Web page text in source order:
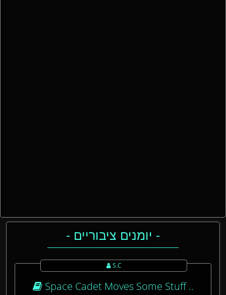
- יומנים ציבוריים -
S.C
Space Cadet Moves Some Stuff ..